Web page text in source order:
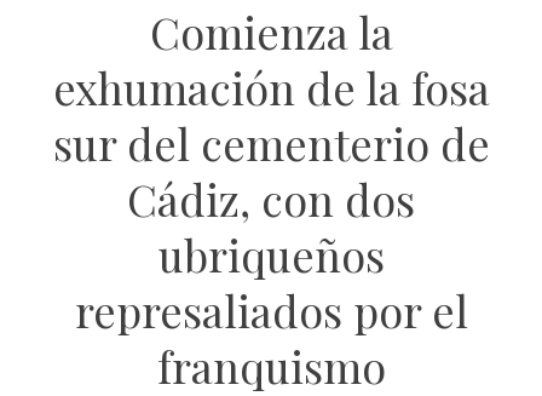
Comienza la
exhumación de la fosa
sur del cementerio de
Cádiz, con dos
ubriqueños
represaliados por el
franquismo